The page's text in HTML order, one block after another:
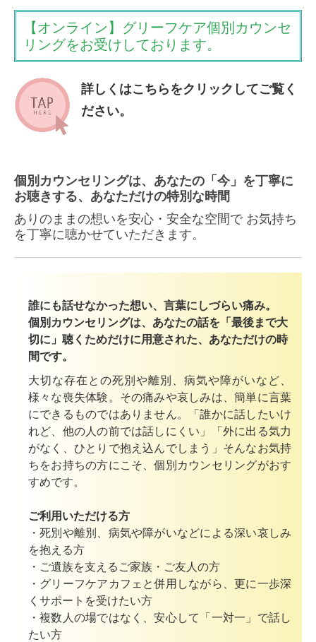
【オンライン】グリーフケア個別カウンセ
リングをお受けしております。
詳しくはこちらをクリックしてご覧く
ださい。
個別カウンセリングは、 あなたの「今」を丁寧に
お聴きする、 あなただけの特別な時間
ありのままの想いを安心・安全な空間で お気持ち
を丁寧に聴かせていただきます。
誰にも話せなかった想い、言葉にしづらい痛み。
個別カウンセリングは、あなたの話を「最後まで大
切に」聴くためだけに用意された、あなただけの時
間です。
大切な存在との死別や離別、病気や障がいなど、
様々な喪失体験。その痛みや哀しみは、簡単に言葉
にできるものではありません。「誰かに話したいけ
れど、他の人の前では話しにくい」「外に出る気力
がなく、ひとりで抱え込んでしまう」そんなお気持
ちをお持ちの方にこそ、個別カウンセリングがおす
すめです。
ご利用いただける方
・死別や離別、病気や障がいなどによる深い哀しみ
を抱える方
・ご遺族を支えるご家族・ご友人の方
・グリーフケアカフェと併用しながら、更に一歩深
くサポートを受けたい方
・複数人の場ではなく、安心して「一対一」で話し
たい方